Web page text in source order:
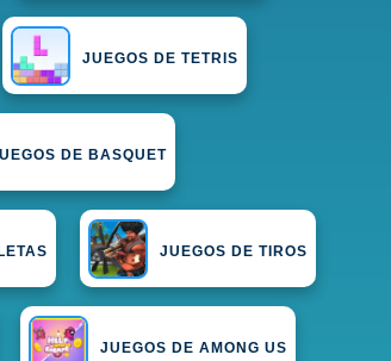
JUEGOS DE TETRIS
DE BASQUET
JUEGOS DE TIROS
JUEGOS DE AMONG US